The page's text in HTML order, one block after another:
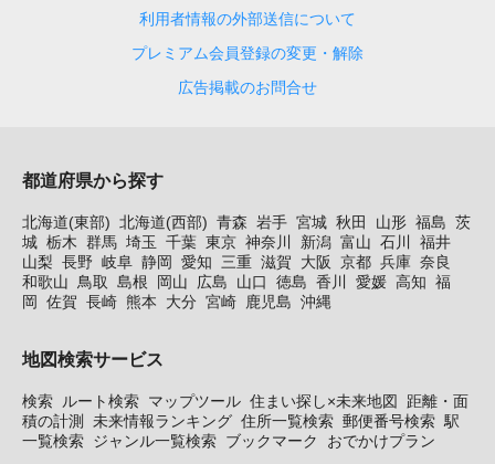
利用者情報の外部送信について
プレミアム会員登録の変更・解除
広告掲載のお問合せ
都道府県から探す
北海道(東部) 北海道(西部) 青森 岩手 宮城 秋田 山形 福島 茨
城 栃木 群馬 埼玉 千葉 東京 神奈川 新潟 富山 石川
福井
山梨 長野 岐阜 静岡 愛知 三重 滋賀 大阪 京都 兵庫 奈良
和歌山
鳥取 島根 岡山 広島 山口 徳島 香川 愛媛 高知 福
岡
佐賀 長崎 熊本 大分 宮崎 鹿児島 沖縄
地図検索サービス
検索 ルート検索 マップツール 住まい探し×未来地図
距離・面
積の計測 未来情報ランキング 住所一覧検索 郵便番号検索 駅
一覧検索 ジャンル一覧検索 ブックマーク おでかけプラン